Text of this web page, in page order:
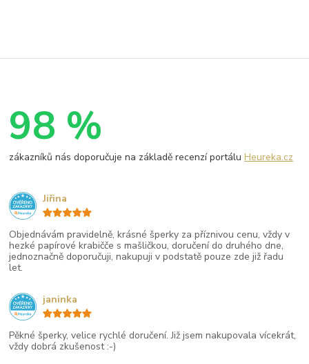
98 %
zákazníků nás doporučuje na základě recenzí portáluHeureka.cz
Objednávám pravidelně, krásné šperky za příznivou cenu, vždy v
hezké papírové krabičče s mašličkou, doručení do druhého dne,
jednoznačně doporučuji, nakupuji v podstatě pouze zde již řadu
let.
Jiřina
Pěkné šperky, velice rychlé doručení. Již jsem nakupovala vícekrát,
vždy dobrá zkušenost :-)
janinka